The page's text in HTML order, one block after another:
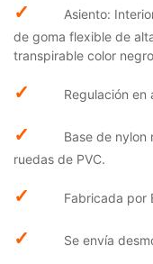
✓
Asiento:
de goma flexible de
transpirable color
✓ Regulación
✓
Base de
ruedas de PVC.
✓ Fabricada por
✓ Se envía